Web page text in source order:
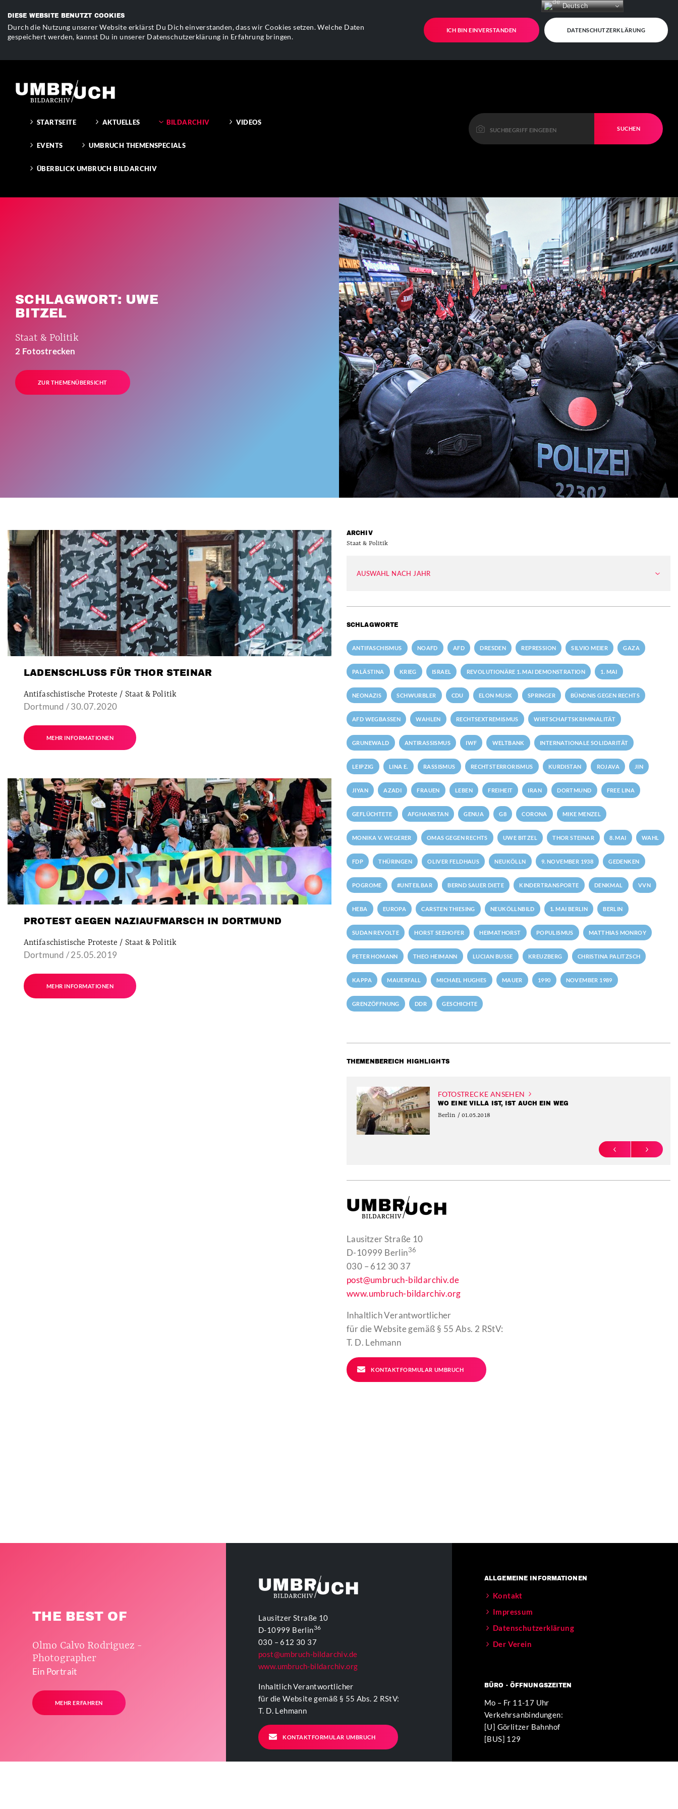
DIESE WEBSITE BENUTZT COOKIES
Durch die Nutzung unserer Website erklärst Du Dich einverstanden, dass wir Cookies setzen. Welche Daten
gespeichert werden, kannst Du in unserer Datenschutzerklärung in Erfahrung bringen.
ICH BIN EINVERSTANDEN DATENSCHUTZERKLÄRUNG
STARTSEITE AKTUELLES BILDARCHIV VIDEOS
EVENTS UMBRUCH THEMENSPECIALS
ÜBERBLICK UMBRUCH BILDARCHIV
SUCHEN
SCHLAGWORT: UWE
BITZEL
Staat & Politik
2 Fotostrecken
ZUR THEMENÜBERSICHT
LADENSCHLUSS FÜR THOR STEINAR
Antifaschistische Proteste / Staat & Politik
Dortmund / 30.07.2020
MEHR INFORMATIONEN
PROTEST GEGEN NAZIAUFMARSCH IN DORTMUND
Antifaschistische Proteste / Staat & Politik
Dortmund / 25.05.2019
MEHR INFORMATIONEN
ARCHIV
Staat & Politik
AUSWAHL NACH JAHR
SCHLAGWORTE
ANTIFASCHISMUS NOAFD AFD DRESDEN REPRESSION SILVIO MEIER GAZA
PALÄSTINA KRIEG ISRAEL REVOLUTIONÄRE 1. MAI DEMONSTRATION 1. MAI
NEONAZIS SCHWURBLER CDU ELON MUSK SPRINGER BÜNDNIS GEGEN RECHTS
AFD WEGBASSEN WAHLEN RECHTSEXTREMISMUS WIRTSCHAFTSKRIMINALITÄT
GRUNEWALD ANTIRASSISMUS IWF WELTBANK INTERNATIONALE SOLIDARITÄT
LEIPZIG LINA E. RASSISMUS RECHTSTERRORISMUS KURDISTAN ROJAVA JIN
JIYAN AZADI FRAUEN LEBEN FREIHEIT IRAN DORTMUND FREE LINA
GEFLÜCHTETE AFGHANISTAN GENUA G8 CORONA MIKE MENZEL
MONIKA V. WEGERER OMAS GEGEN RECHTS UWE BITZEL THOR STEINAR 8. MAI WAHL
FDP THÜRINGEN OLIVER FELDHAUS NEUKÖLLN 9. NOVEMBER 1938 GEDENKEN
POGROME #UNTEILBAR BERND SAUER DIETE KINDERTRANSPORTE DENKMAL VVN
HEBA EUROPA CARSTEN THIESING NEUKÖLLNBILD 1. MAI BERLIN BERLIN
SUDAN REVOLTE HORST SEEHOFER HEIMATHORST POPULISMUS MATTHIAS MONROY
PETER HOMANN THEO HEIMANN LUCIAN BUSSE KREUZBERG CHRISTINA PALITZSCH
KAPPA MAUERFALL MICHAEL HUGHES MAUER 1990 NOVEMBER 1989
GRENZÖFFNUNG DDR GESCHICHTE
THEMENBEREICH HIGHLIGHTS
FOTOSTRECKE ANSEHEN
WO EINE VILLA IST, IST AUCH EIN WEG
Berlin / 01.05.2018
PREVIOUS NEXT
Lausitzer Straße 10
D-10999 Berlin36
030 – 612 30 37
post@umbruch-bildarchiv.de
www.umbruch-bildarchiv.org
Inhaltlich Verantwortlicher
für die Website gemäß § 55 Abs. 2 RStV:
T. D. Lehmann
KONTAKTFORMULAR UMBRUCH
THE BEST OF
Olmo Calvo Rodriguez -
Photographer
Ein Portrait
MEHR ERFAHREN
Lausitzer Straße 10
D-10999 Berlin36
030 – 612 30 37
post@umbruch-bildarchiv.de
www.umbruch-bildarchiv.org
Inhaltlich Verantwortlicher
für die Website gemäß § 55 Abs. 2 RStV:
T. D. Lehmann
KONTAKTFORMULAR UMBRUCH
ALLGEMEINE INFORMATIONEN
Kontakt
Impressum
Datenschutzerklärung
Der Verein
BÜRO - ÖFFNUNGSZEITEN
Mo – Fr 11-17 Uhr
Verkehrsanbindungen:
[U] Görlitzer Bahnhof
[BUS] 129
Deutsch